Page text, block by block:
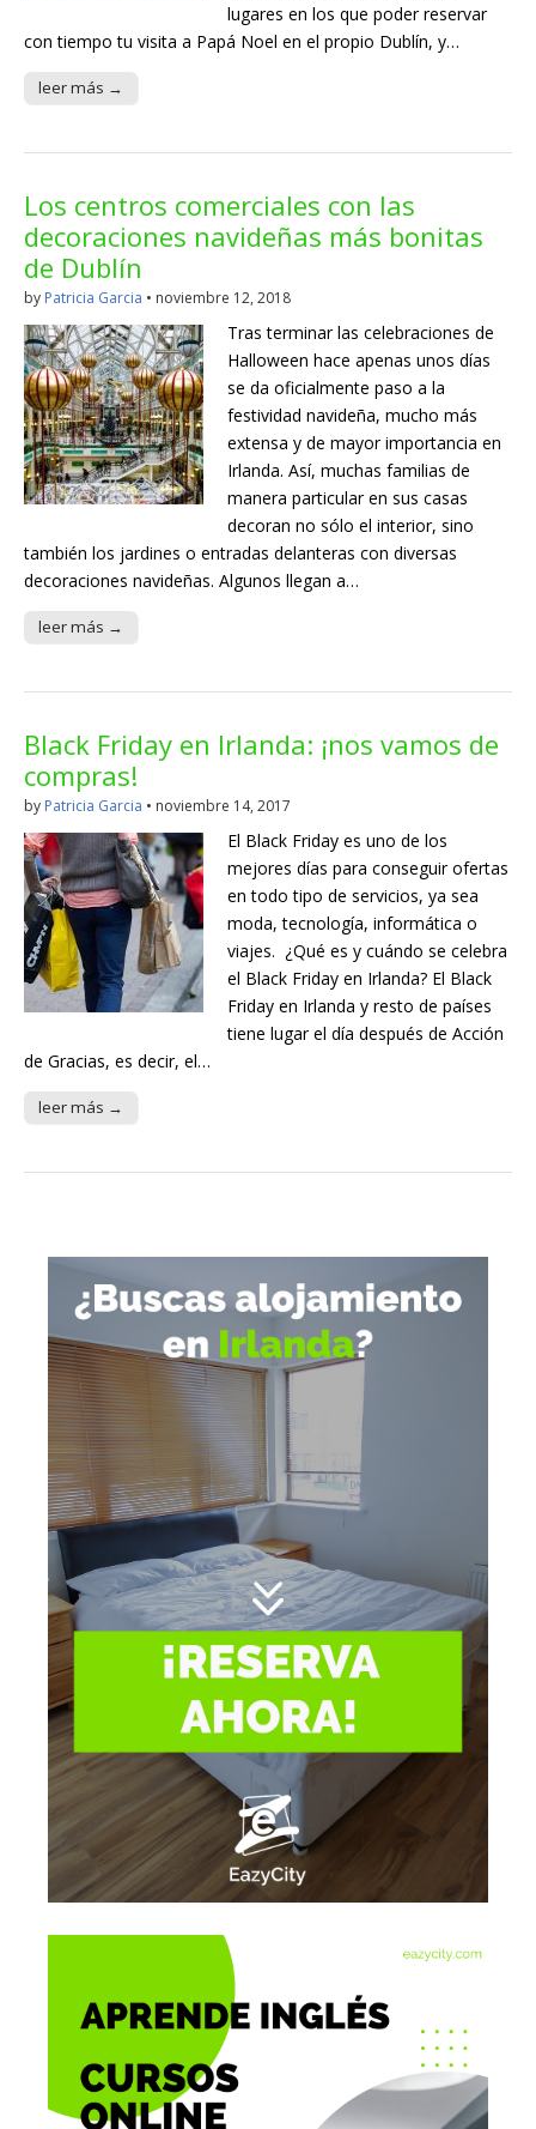
lugares en los que poder reservar
con tiempo tu visita a Papá Noel en el propio Dublín, y…
leer más →
Los centros comerciales con las
decoraciones navideñas más bonitas
de Dublín
by Patricia Garcia • noviembre 12, 2018
Tras terminar las celebraciones de
Halloween hace apenas unos días
se da oficialmente paso a la
festividad navideña, mucho más
extensa y de mayor importancia en
Irlanda. Así, muchas familias de
manera particular en sus casas
decoran no sólo el interior, sino
también los jardines o entradas delanteras con diversas
decoraciones navideñas. Algunos llegan a…
leer más →
Black Friday en Irlanda: ¡nos vamos de
compras!
by Patricia Garcia • noviembre 14, 2017
El Black Friday es uno de los
mejores días para conseguir ofertas
en todo tipo de servicios, ya sea
moda, tecnología, informática o
viajes. ¿Qué es y cuándo se celebra
el Black Friday en Irlanda? El Black
Friday en Irlanda y resto de países
tiene lugar el día después de Acción
de Gracias, es decir, el…
leer más →